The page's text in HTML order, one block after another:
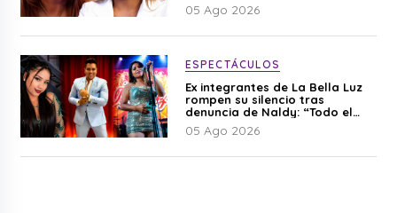
05 Ago 2026
ESPECTÁCULOS
Ex integrantes de La Bella Luz
rompen su silencio tras
denuncia de Naldy: “Todo el
mundo lo sabía”
05 Ago 2026